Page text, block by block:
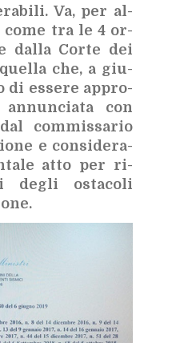
Va, per al­
come tra le 4 or­
dal­la Cor­te dei
che, a giu­
di es­se­re ap­pro­
con
com­mis­sa­rio
e con­si­de­ra­
atto per ri­
de­gli osta­co­li